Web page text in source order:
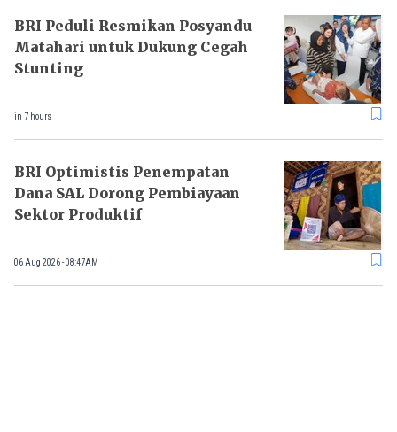
BRI Peduli Resmikan Posyandu
Matahari untuk Dukung Cegah
Stunting
in 7 hours
BRI Optimistis Penempatan
Dana SAL Dorong Pembiayaan
Sektor Produktif
06 Aug 2026 - 08:47AM